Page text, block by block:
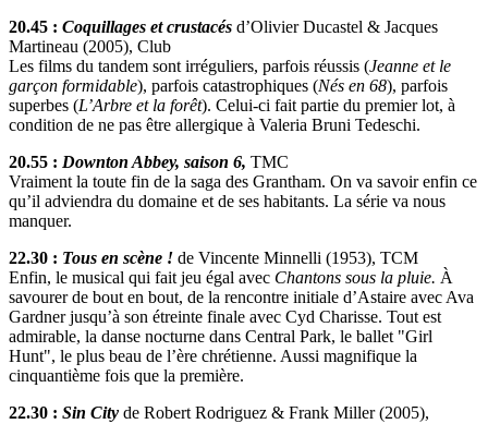
20.45 : Coquillages et crustacés d’Olivier Ducastel & Jacques
Martineau (2005), Club
Les films du tandem sont irréguliers, parfois réussis (Jeanne et le
garçon formidable), parfois catastrophiques (Nés en 68), parfois
superbes (L’Arbre et la forêt). Celui-ci fait partie du premier lot, à
condition de ne pas être allergique à Valeria Bruni Tedeschi.
20.55 : Downton Abbey, saison 6, TMC
Vraiment la toute fin de la saga des Grantham. On va savoir enfin ce
qu’il adviendra du domaine et de ses habitants. La série va nous
manquer.
22.30 : Tous en scène ! de Vincente Minnelli (1953), TCM
Enfin, le musical qui fait jeu égal avec Chantons sous la pluie. À
savourer de bout en bout, de la rencontre initiale d’Astaire avec Ava
Gardner jusqu’à son étreinte finale avec Cyd Charisse. Tout est
admirable, la danse nocturne dans Central Park, le ballet "Girl
Hunt", le plus beau de l’ère chrétienne. Aussi magnifique la
cinquantième fois que la première.
22.30 : Sin City de Robert Rodriguez & Frank Miller (2005),